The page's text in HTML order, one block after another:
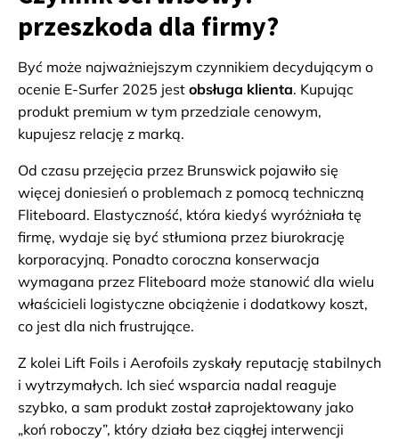
przeszkoda dla firmy?
Być może najważniejszym czynnikiem decydującym o
ocenie E-Surfer 2025 jest obsługa klienta. Kupując
produkt premium w tym przedziale cenowym,
kupujesz relację z marką.
Od czasu przejęcia przez Brunswick pojawiło się
więcej doniesień o problemach z pomocą techniczną
Fliteboard. Elastyczność, która kiedyś wyróżniała tę
firmę, wydaje się być stłumiona przez biurokrację
korporacyjną. Ponadto coroczna konserwacja
wymagana przez Fliteboard może stanowić dla wielu
właścicieli logistyczne obciążenie i dodatkowy koszt,
co jest dla nich frustrujące.
Z kolei Lift Foils i Aerofoils zyskały reputację stabilnych
i wytrzymałych. Ich sieć wsparcia nadal reaguje
szybko, a sam produkt został zaprojektowany jako
„koń roboczy”, który działa bez ciągłej interwencji